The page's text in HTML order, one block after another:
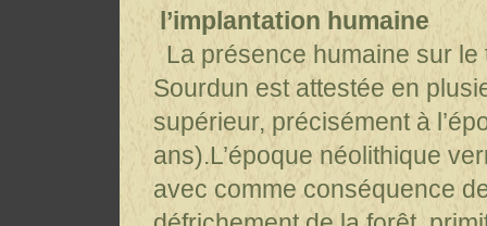
l’implantation humaine
La présence humaine sur le
Sourdun est attestée en
supérieur, précisément à
ans).L’époque néolithique
avec comme conséquence